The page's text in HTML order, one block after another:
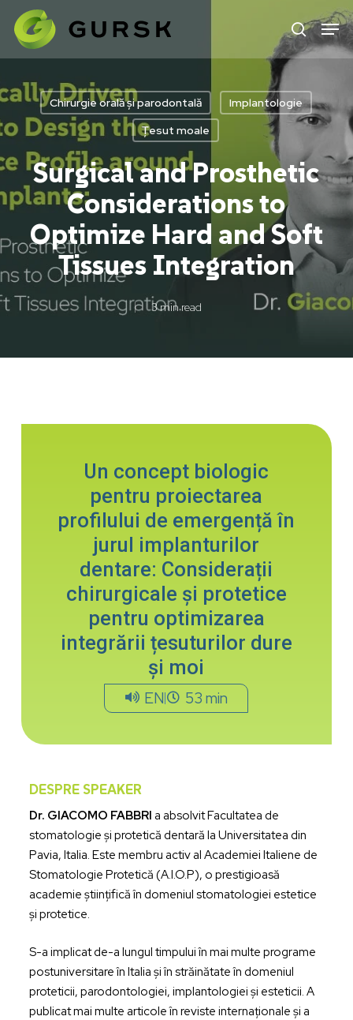
Chirurgie orală și parodontală
Implantologie
Țesut moale
Surgical and Prosthetic
Considerations to
Optimize Hard and Soft
Tissues Integration
3 min read
Un concept biologic
pentru proiectarea
profilului de emergență în
jurul implanturilor
dentare: Considerații
chirurgicale și protetice
pentru optimizarea
integrării țesuturilor dure
și moi
EN 53 min
DESPRE SPEAKER
Dr. GIACOMO FABBRI a absolvit Facultatea de
stomatologie și protetică dentară la Universitatea din
Pavia, Italia. Este membru activ al Academiei Italiene de
Stomatologie Protetică (A.I.O.P), o prestigioasă
academie științifică în domeniul stomatologiei estetice
și protetice.
S-a implicat de-a lungul timpului în mai multe programe
postuniversitare în Italia și în străinătate în domeniul
proteticii, parodontologiei, implantologiei și esteticii. A
publicat mai multe articole în reviste internaționale și a